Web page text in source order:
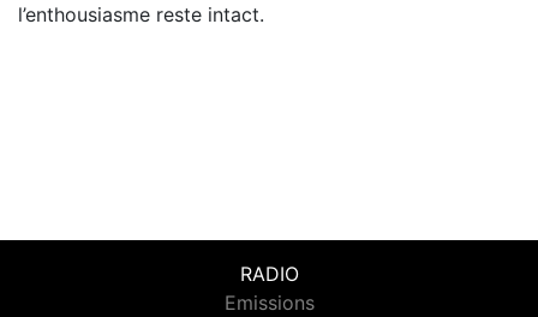
l’enthousiasme reste intact.
RADIO
Emissions